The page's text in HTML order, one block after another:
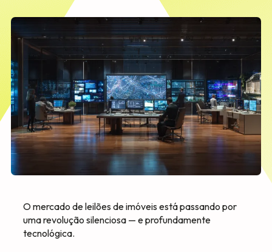
O mercado de leilões de imóveis está passando por
uma revolução silenciosa — e profundamente
tecnológica.